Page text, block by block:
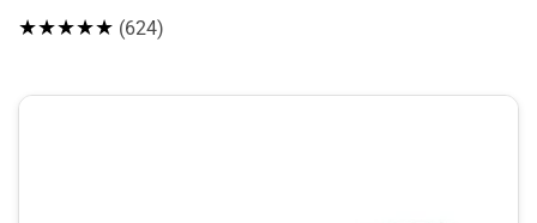
★★★★★ (624)